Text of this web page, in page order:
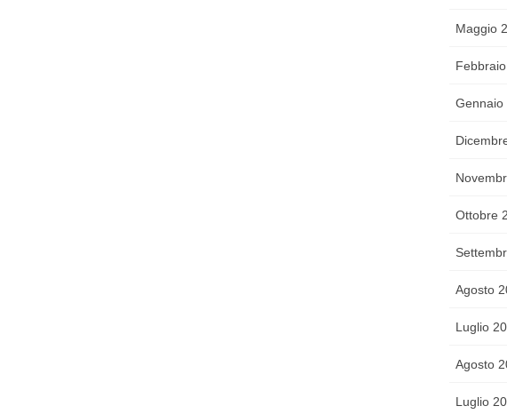
Maggio
Gennaio
Ottobre
Agosto
Luglio
Agosto
Luglio